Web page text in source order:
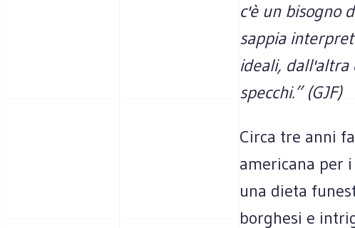
c'è un bisogno
sappia
ideali, dall'altra
specchi.” (GJF)
Circa tre anni
americana per
una dieta
borghesi e